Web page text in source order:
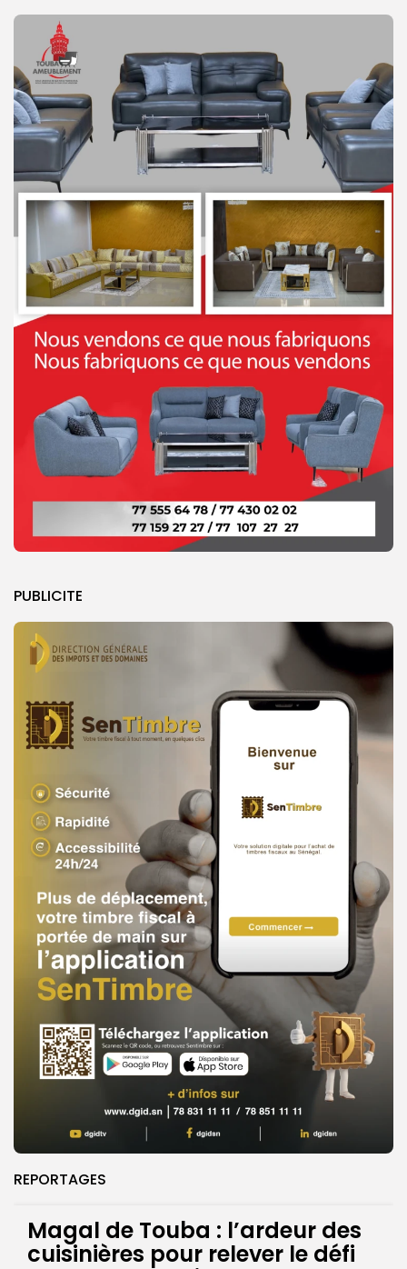
PUBLICITE
REPORTAGES
Magal de Touba : l’ardeur des
cuisinières pour relever le défi